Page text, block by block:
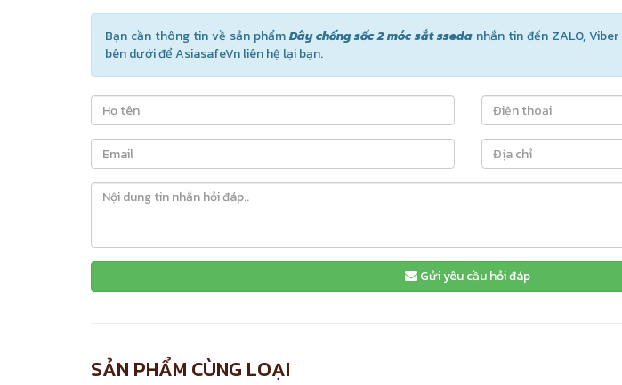
Bạn cần thông tin về sản phẩmDây chống sốc 2 móc sắt sseda nhắn tin đến ZALO, Viber
bên dưới để AsiasafeVn liên hệ lại bạn.
Gửi yêu cầu hỏi đáp
SẢN PHẨM CÙNG LOẠI